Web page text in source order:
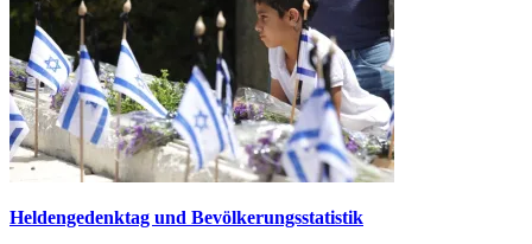
Heldengedenktag und Bevölkerungsstatistik